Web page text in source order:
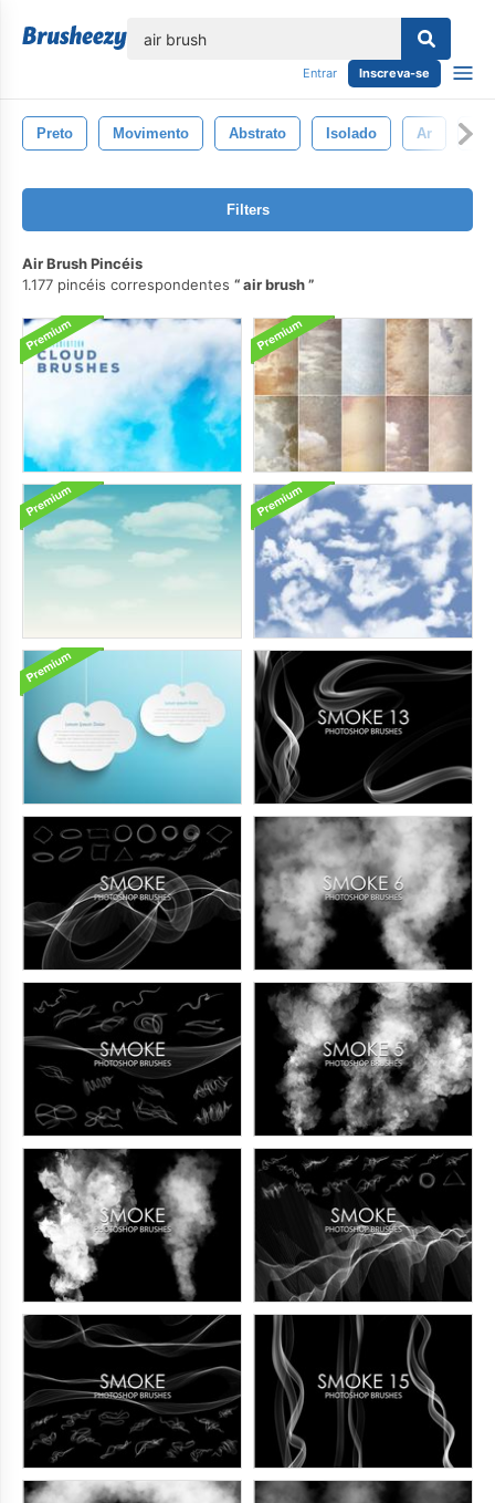
Entrar Inscreva-se
Preto Movimento Abstrato Isolado Ar
Filters
Air Brush Pincéis
1.177 pincéis correspondentes
air brush